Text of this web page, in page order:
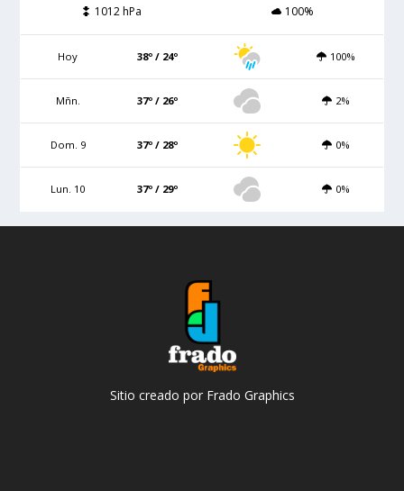
1012 hPa
100%
Hoy 38º / 24º 100%
Mñn. 37º / 26º 2%
Dom. 9 37º / 28º 0%
Lun. 10 37º / 29º 0%
Sitio creado por Frado Graphics